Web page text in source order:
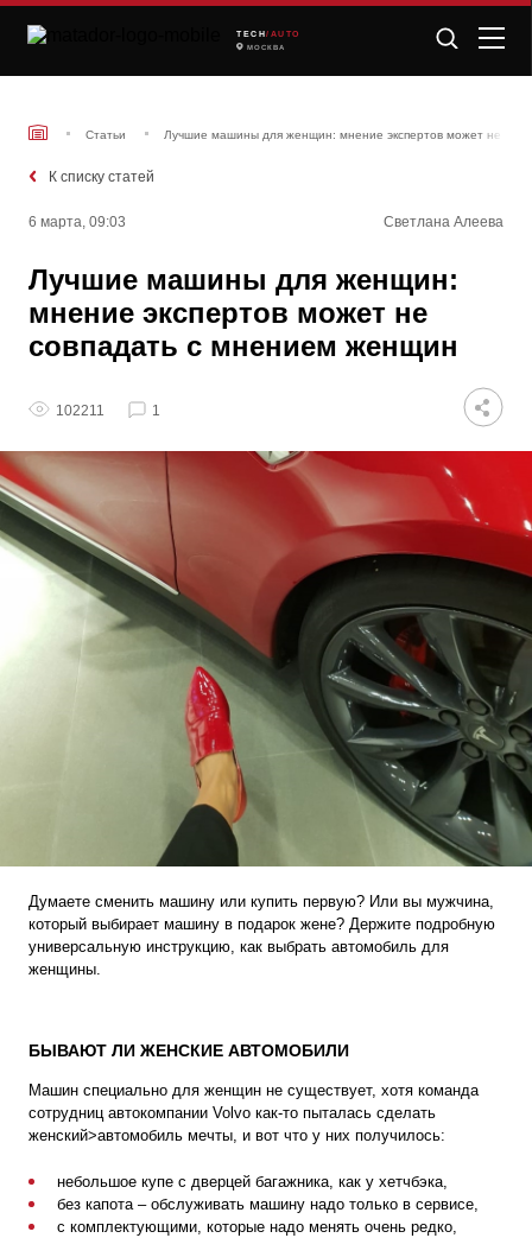
TECH /AUTO
МОСКВА
Статьи Лучшие машины для женщин: мнение экспертов может не
К списку статей
6 марта, 09:03 Светлана Алеева
Лучшие машины для женщин:
мнение экспертов может не
совпадать с мнением женщин
102211 1
Думаете сменить машину или купить первую? Или вы мужчина,
который выбирает машину в подарок жене? Держите подробную
универсальную инструкцию, как выбрать автомобиль для
женщины.
БЫВАЮТ ЛИ ЖЕНСКИЕ АВТОМОБИЛИ
Машин специально для женщин не существует, хотя команда
сотрудниц автокомпании Volvo как-то пыталась сделать
женский>автомобиль мечты, и вот что у них получилось:
небольшое купе с дверцей багажника, как у хетчбэка,
без капота – обслуживать машину надо только в сервисе,
с комплектующими, которые надо менять очень редко,